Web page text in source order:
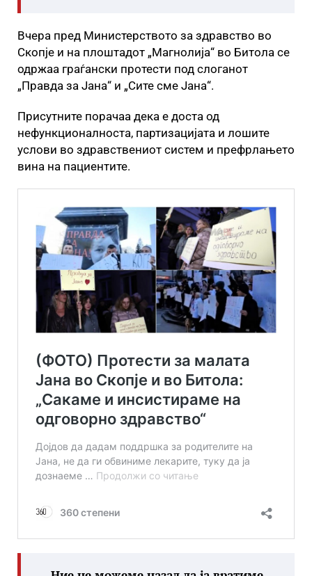
Вчера пред Министерството за здравство во
Скопје и на плоштадот „Магнолија“ во Битола се
одржаа граѓански протести под слоганот
„Правда за Јана“ и „Сите сме Јана“.
Присутните порачаа дека е доста од
нефункционалноста, партизацијата и лошите
услови во здравствениот систем и префрлањето
вина на пациентите.